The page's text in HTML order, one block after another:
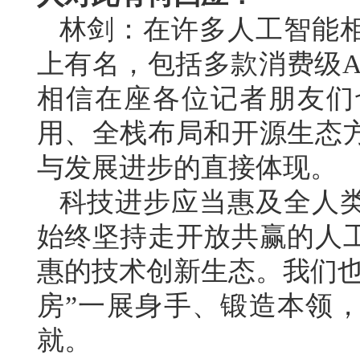
林剑：在许多人工智能
上有名，包括多款消费
相信在座各位记者朋友
用、全栈布局和开源生态
与发展进步的直接体现。
科技进步应当惠及全人
始终坚持走开放共赢的人
惠的技术创新生态。我们
房”一展身手、锻造本领
就。